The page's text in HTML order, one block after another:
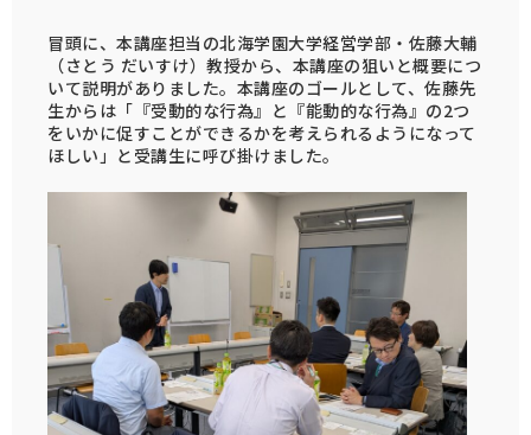
冒頭に、本講座担当の北海学園大学経営学部・佐藤大輔
（さとう だいすけ）教授から、本講座の狙いと概要につ
いて説明がありました。本講座のゴールとして、佐藤先
生からは「『受動的な行為』と『能動的な行為』の2つ
をいかに促すことができるかを考えられるようになって
ほしい」と受講生に呼び掛けました。